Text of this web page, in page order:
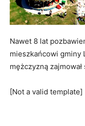
Nawet 8 lat
mieszkańcowi gminy
mężczyzną
[Not a valid template]